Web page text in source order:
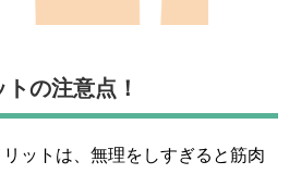
の注意点！
ットは、無理をしすぎると筋肉